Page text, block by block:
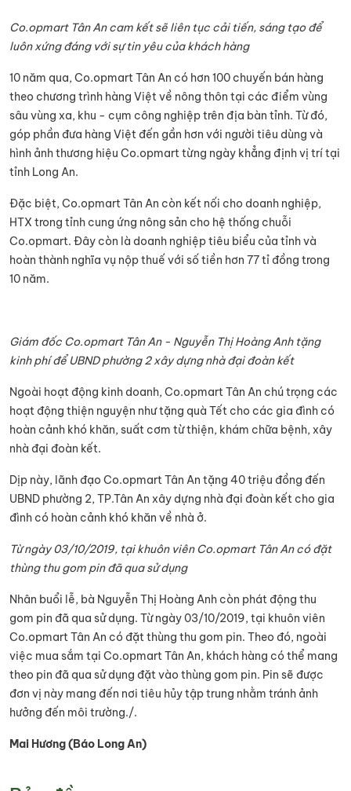
Co.opmart Tân An cam kết sẽ liên tục cải tiến, sáng tạo để
luôn xứng đáng với sự tin yêu của khách hàng
10 năm qua, Co.opmart Tân An có hơn 100 chuyến bán hàng
theo chương trình hàng Việt về nông thôn tại các điểm vùng
sâu vùng xa, khu - cụm công nghiệp trên địa bàn tỉnh. Từ đó,
góp phần đưa hàng Việt đến gần hơn với người tiêu dùng và
hình ảnh thương hiệu Co.opmart từng ngày khẳng định vị trí tại
tỉnh Long An.
Đặc biệt, Co.opmart Tân An còn kết nối cho doanh nghiệp,
HTX trong tỉnh cung ứng nông sản cho hệ thống chuỗi
Co.opmart. Đây còn là doanh nghiệp tiêu biểu của tỉnh và
hoàn thành nghĩa vụ nộp thuế với số tiền hơn 77 tỉ đồng trong
10 năm.
Giám đốc Co.opmart Tân An - Nguyễn Thị Hoàng Anh tặng
kinh phí để UBND phường 2 xây dựng nhà đại đoàn kết
Ngoài hoạt động kinh doanh, Co.opmart Tân An chú trọng các
hoạt động thiện nguyện như tặng quà Tết cho các gia đình có
hoàn cảnh khó khăn, suất cơm từ thiện, khám chữa bệnh, xây
nhà đại đoàn kết.
Dịp này, lãnh đạo Co.opmart Tân An tặng 40 triệu đồng đến
UBND phường 2, TP.Tân An xây dựng nhà đại đoàn kết cho gia
đình có hoàn cảnh khó khăn về nhà ở.
Từ ngày 03/10/2019, tại khuôn viên Co.opmart Tân An có đặt
thùng thu gom pin đã qua sử dụng
Nhân buổi lễ, bà Nguyễn Thị Hoàng Anh còn phát động thu
gom pin đã qua sử dụng. Từ ngày 03/10/2019, tại khuôn viên
Co.opmart Tân An có đặt thùng thu gom pin. Theo đó, ngoài
việc mua sắm tại Co.opmart Tân An, khách hàng có thể mang
theo pin đã qua sử dụng đặt vào thùng gom pin. Pin sẽ được
đơn vị này mang đến nơi tiêu hủy tập trung nhằm tránh ảnh
hưởng đến môi trường./.
Mai Hương (Báo Long An)